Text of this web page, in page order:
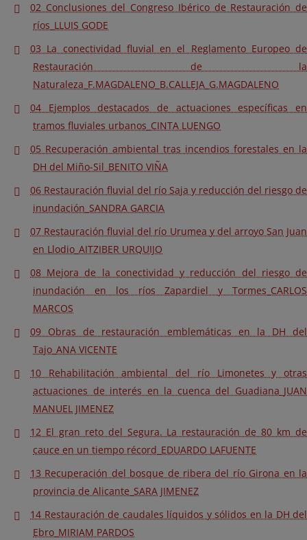
02 Conclusiones del Congreso Ibérico de Restauración de
ríos_LLUIS GODE
03 La conectividad fluvial en el Reglamento Europeo de
Restauración de la
Naturaleza_F.MAGDALENO_B.CALLEJA_G.MAGDALENO
04 Ejemplos destacados de actuaciones específicas en
tramos fluviales urbanos_CINTA LUENGO
05 Recuperación ambiental tras incendios forestales en la
DH del Miño-Sil_BENITO VIÑA
06 Restauración fluvial del río Saja y reducción del riesgo de
inundación_SANDRA GARCIA
07 Restauración fluvial del río Urumea y del arroyo San Juan
en Llodio_AITZIBER URQUIJO
08 Mejora de la conectividad y reducción del riesgo de
inundación en los ríos Zapardiel y Tormes_CARLOS
MARCOS
09 Obras de restauración emblemáticas en la DH del
Tajo_ANA VICENTE
10 Rehabilitación ambiental del río Limonetes y otras
actuaciones de interés en la cuenca del Guadiana_JUAN
MANUEL JIMENEZ
12 El gran reto del Segura. La restauración de 80 km de
cauce en un tiempo récord_EDUARDO LAFUENTE
13 Recuperación del bosque de ribera del río Girona en la
provincia de Alicante_SARA JIMENEZ
14 Restauración de caudales líquidos y sólidos en la DH del
Ebro_MIRIAM PARDOS